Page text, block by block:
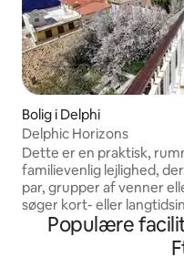
Bolig i Delphi
Delphic Horizons
Dette er en praktisk,
familievenlig lejlighed,
par, grupper af venner
søger kort- eller
Den er bygget på en
så den tilbyder vores
afslappende øjeblikke,
Populære